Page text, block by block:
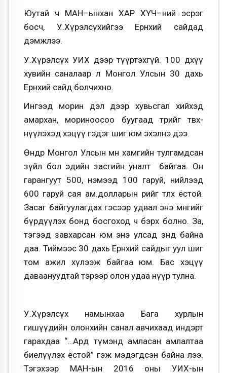
Юутай ч МАН–ынхан ХАР ХҮЧ–ний эсрэг
босч, У.Хүрэлсүхийгээ Ерөнхий сайдад
дэмжлээ.
У.Хүрэлсүх УИХ дээр түүртэхгүй. 100 дөхүү
хувийн саналаар л Монгол Улсын 30 дахь
Ерөнхий сайд болчихно.
Ингээд морин дэл дээр хувьсгал хийхэд
амархан, мориноосоо буугаад төрийг төвх­
нүүлэхэд хэцүү гэдэг шиг юм эхэлнэ дээ.
Өнөөдөр Монгол Улсын өмнө хамгийн тулгамдсан
зүйл бол эдийн засгийн уналт байгаа. Он
гарангуут 500, нэмээд 100 гаруй, нийлээд
600 гаруй сая ам.долларын өрийг төлөх ёстой.
Засаг байгуулагдах гэсээр удвал энэ мөнгийг
бүрдүүлэх бонд босгоход ч бэрх болно. За,
тэгээд завхарсан юм энэ улсад зөндөө байна
даа. Тиймээс 30 дахь Ерөнхий сайдыг уул шиг
том ажил хүлээж байгаа юм. Бас хэцүү
даваануудтай тэрээр олон удаа нүүр тулна.
У.Хүрэлсүх намынхаа Бага хурлын
гишүүдийн олонхийн санал авчихаад индэрт
гарахдаа “…Ард түмэнд амласан амлалтаа
биелүүлэх ёстой” гэж мэдэгдсэн байна лээ.
Тэгэхээр МАН-ын 2016 оны УИХ-ын